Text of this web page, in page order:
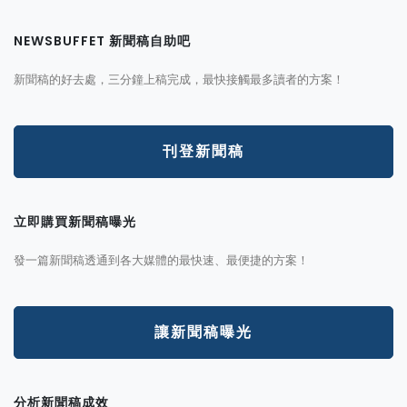
NEWSBUFFET 新聞稿自助吧
新聞稿的好去處，三分鐘上稿完成，最快接觸最多讀者的方案！
刊登新聞稿
立即購買新聞稿曝光
發一篇新聞稿透通到各大媒體的最快速、最便捷的方案！
讓新聞稿曝光
分析新聞稿成效